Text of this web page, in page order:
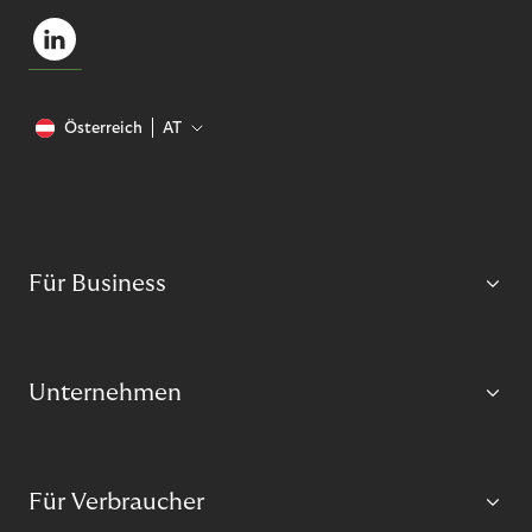
Österreich AT
Für Business
Unternehmen
Für Verbraucher